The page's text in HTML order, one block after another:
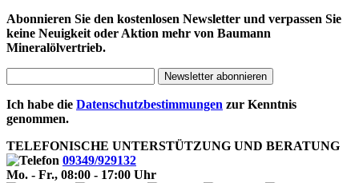
Abonnieren Sie den kostenlosen Newsletter und verpassen Sie
keine Neuigkeit oder Aktion mehr von Baumann
Mineralölvertrieb.
Newsletter abonnieren
Ich habe die Datenschutzbestimmungen zur Kenntnis
genommen.
TELEFONISCHE UNTERSTÜTZUNG UND BERATUNG
09349/929132
Mo. - Fr., 08:00 - 17:00 Uhr